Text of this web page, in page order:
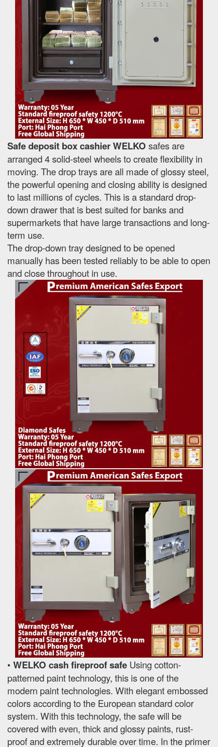
Safe deposit box cashier WELKO safes are
arranged 4 solid-steel wheels to create flexibility in
moving. The drop trays are all made of glossy steel,
the powerful opening and closing ability is designed
to last millions of cycles. This is a standard drop-
down drawer that is best suited for banks and
supermarkets that have large transactions and long-
term use.
The drop-down tray designed to be opened
manually has been tested reliably to be able to open
and close throughout in use.
• WELKO cash fireproof safe Using cotton-
patterned paint technology, this is one of the
modern paint technologies. With elegant embossed
colors according to the European standard color
system. With this technology, the safe will be
covered with even, thick and glossy paints, rust-
proof and extremely durable over time. In the primer